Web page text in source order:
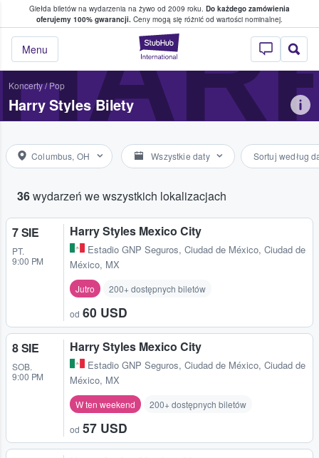
Giełda biletów na wydarzenia na żywo od 2009 roku. Do każdego zamówienia
oferujemy 100% gwarancji. Ceny mogą się różnić od wartości nominalnej.
StubHub —
Menu
w którym fani i kibice kupują i
Koncerty/Pop
Harry Styles Bilety
Columbus, OH Wszystkie daty Sortuj według
36wydarzeń we wszystkich lokalizacjach
7 SIE
PT.
9:00 PM
Harry Styles Mexico City
Estadio GNP Seguros, Ciudad de México, Ciudad de
México, MX
Jutro 200+ dostępnych biletów
od 60 USD
8 SIE
SOB.
9:00 PM
Harry Styles Mexico City
Estadio GNP Seguros, Ciudad de México, Ciudad de
México, MX
W ten weekend 200+ dostępnych biletów
od 57 USD